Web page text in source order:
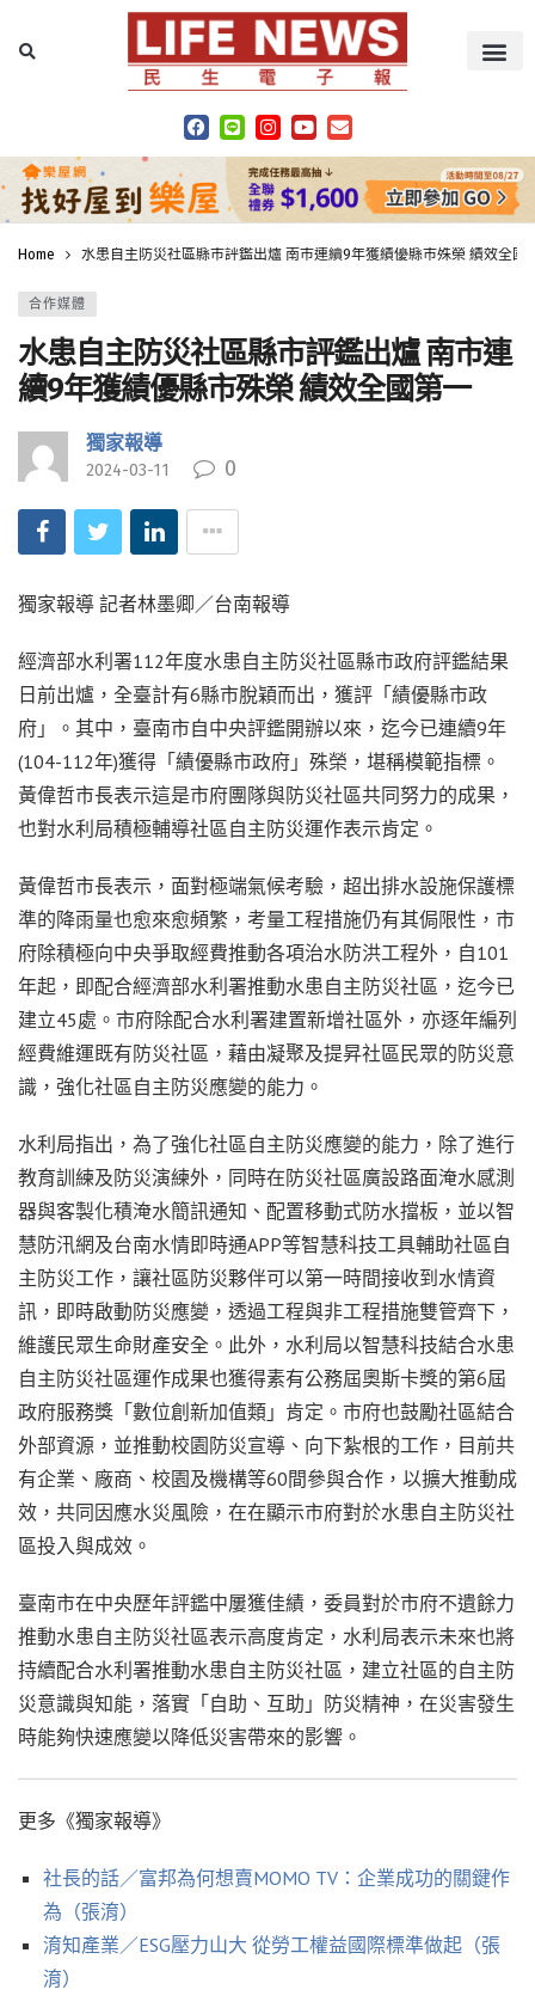
Home 水患自主防災社區縣市評鑑出爐 南市連續9年獲績優縣市殊榮 績效全國
合作媒體
水患自主防災社區縣市評鑑出爐 南市連
續9年獲績優縣市殊榮 績效全國第一
獨家報導
2024-03-11 0
獨家報導 記者林墨卿／台南報導
經濟部水利署112年度水患自主防災社區縣市政府評鑑結果
日前出爐，全臺計有6縣市脫穎而出，獲評「績優縣市政
府」。其中，臺南市自中央評鑑開辦以來，迄今已連續9年
(104-112年)獲得「績優縣市政府」殊榮，堪稱模範指標。
黃偉哲市長表示這是市府團隊與防災社區共同努力的成果，
也對水利局積極輔導社區自主防災運作表示肯定。
黃偉哲市長表示，面對極端氣候考驗，超出排水設施保護標
準的降雨量也愈來愈頻繁，考量工程措施仍有其侷限性，市
府除積極向中央爭取經費推動各項治水防洪工程外，自101
年起，即配合經濟部水利署推動水患自主防災社區，迄今已
建立45處。市府除配合水利署建置新增社區外，亦逐年編列
經費維運既有防災社區，藉由凝聚及提昇社區民眾的防災意
識，強化社區自主防災應變的能力。
水利局指出，為了強化社區自主防災應變的能力，除了進行
教育訓練及防災演練外，同時在防災社區廣設路面淹水感測
器與客製化積淹水簡訊通知、配置移動式防水擋板，並以智
慧防汛網及台南水情即時通APP等智慧科技工具輔助社區自
主防災工作，讓社區防災夥伴可以第一時間接收到水情資
訊，即時啟動防災應變，透過工程與非工程措施雙管齊下，
維護民眾生命財產安全。此外，水利局以智慧科技結合水患
自主防災社區運作成果也獲得素有公務屆奧斯卡獎的第6屆
政府服務獎「數位創新加值類」肯定。市府也鼓勵社區結合
外部資源，並推動校園防災宣導、向下紮根的工作，目前共
有企業、廠商、校園及機構等60間參與合作，以擴大推動成
效，共同因應水災風險，在在顯示市府對於水患自主防災社
區投入與成效。
臺南市在中央歷年評鑑中屢獲佳績，委員對於市府不遺餘力
推動水患自主防災社區表示高度肯定，水利局表示未來也將
持續配合水利署推動水患自主防災社區，建立社區的自主防
災意識與知能，落實「自助、互助」防災精神，在災害發生
時能夠快速應變以降低災害帶來的影響。
更多《獨家報導》
社長的話／富邦為何想賣MOMO TV：企業成功的關鍵作
為（張淯）
淯知產業／ESG壓力山大 從勞工權益國際標準做起（張
淯）